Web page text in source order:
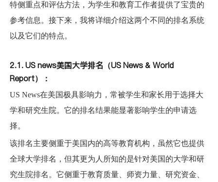
特侧重点和评估方法，为学生和教育工作者提供了宝贵的
参考信息。接下来，我将详细介绍这两个不同的排名系统
以及它们的特点。
2.1. US news美国大学排名 （US News & World
Report）：
US News在美国极具影响力，常被学生和家长用于选择大
学和研究生院。它的排名结果能显著影响学生的申请选
择。
该排名主要侧重于美国内的高等教育机构，虽然它也提供
全球大学排名，但其更为人所知的是针对美国的大学和研
究生院排名。它侧重于教育质量、师资力量、研究资金、